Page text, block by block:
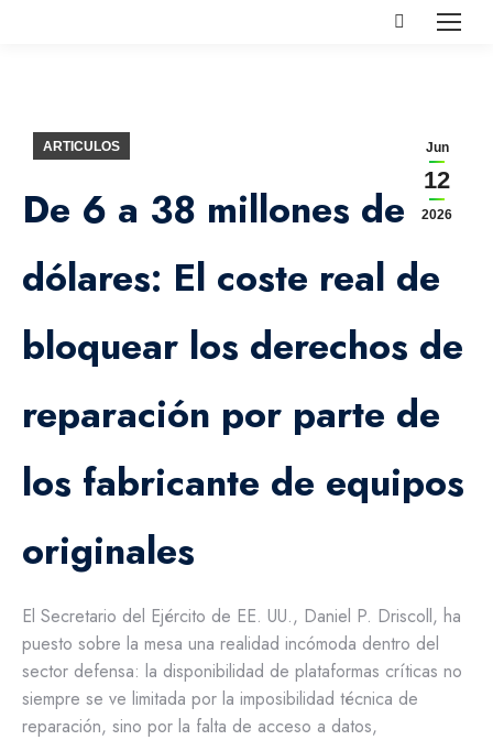
Buscar:
Jun
12
2026
ARTICULOS
De 6 a 38 millones de
dólares: El coste real de
bloquear los derechos de
reparación por parte de
los fabricante de equipos
originales
El Secretario del Ejército de EE. UU., Daniel P. Driscoll, ha
puesto sobre la mesa una realidad incómoda dentro del
sector defensa: la disponibilidad de plataformas críticas no
siempre se ve limitada por la imposibilidad técnica de
reparación, sino por la falta de acceso a datos,